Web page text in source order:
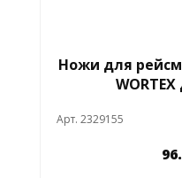
Ножи для
Арт. 2329155